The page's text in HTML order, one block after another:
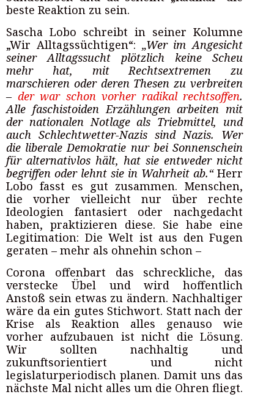
beste Reaktion zu sein.
Sascha Lobo schreibt in seiner Kolumne
„Wir Alltagssüchtigen“: „Wer im Angesicht
seiner Alltagssucht plötzlich keine Scheu
mehr hat, mit Rechtsextremen zu
marschieren oder deren Thesen zu verbreiten
– der war schon vorher radikal rechtsoffen.
Alle faschistoiden Erzählungen arbeiten mit
der nationalen Notlage als Triebmittel, und
auch Schlechtwetter-Nazis sind Nazis. Wer
die liberale Demokratie nur bei Sonnenschein
für alternativlos hält, hat sie entweder nicht
begriffen oder lehnt sie in Wahrheit ab.“Herr
Lobo fasst es gut zusammen. Menschen,
die vorher vielleicht nur über rechte
Ideologien fantasiert oder nachgedacht
haben, praktizieren diese. Sie habe eine
Legitimation: Die Welt ist aus den Fugen
geraten – mehr als ohnehin schon –
Corona offenbart das schreckliche, das
verstecke Übel und wird hoffentlich
Anstoß sein etwas zu ändern. Nachhaltiger
wäre da ein gutes Stichwort. Statt nach der
Krise als Reaktion alles genauso wie
vorher aufzubauen ist nicht die Lösung.
Wir sollten nachhaltig und
zukunftsorientiert und nicht
legislaturperiodisch planen. Damit uns das
nächste Mal nicht alles um die Ohren fliegt.